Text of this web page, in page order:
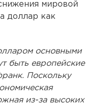
мировой
доллар как
основными
быть европейские
Поскольку
из-за высоких